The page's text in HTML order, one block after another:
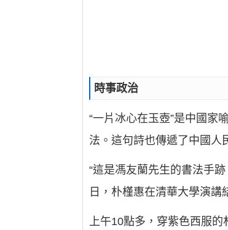
時事政治
“一片冰心在玉壺”是中國家
法。這句詩也傳遞了中國人
“這是馮友蘭先生的書法手
日，朴槿惠在清華大學演講
上午10點多，穿紫色西服的